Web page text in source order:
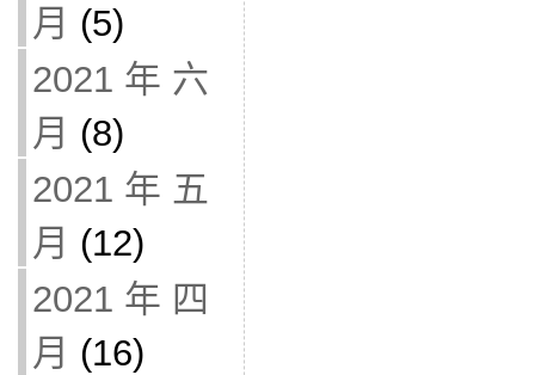
月 (5)
2021 年 六
月 (8)
2021 年 五
月 (12)
2021 年 四
月 (16)